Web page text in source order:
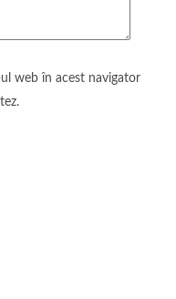
web în acest navigator